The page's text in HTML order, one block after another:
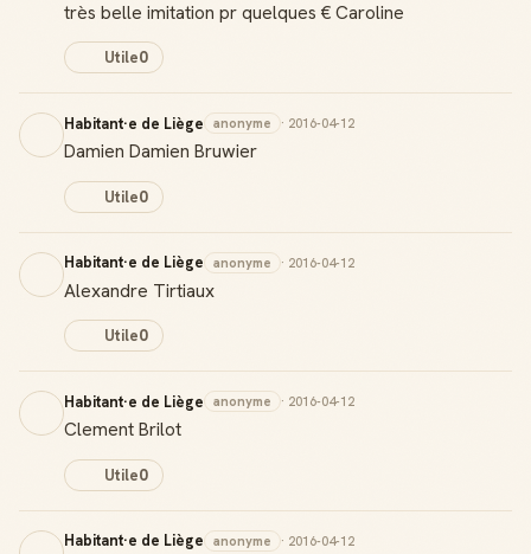
très belle imitation pr quelques € Caroline
Utile0
Habitant·e de Liège anonyme · 2016-04-12
Damien Damien Bruwier
Utile0
Habitant·e de Liège anonyme · 2016-04-12
Alexandre Tirtiaux
Utile0
Habitant·e de Liège anonyme · 2016-04-12
Clement Brilot
Utile0
Habitant·e de Liège anonyme · 2016-04-12